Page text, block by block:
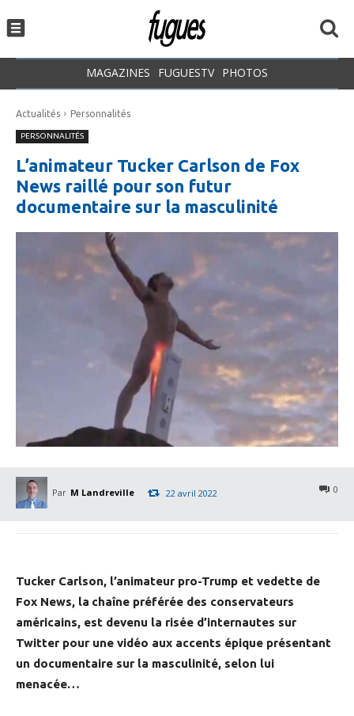
MAGAZINES FUGUESTV PHOTOS
Actualités Personnalités
PERSONNALITÉS
L’animateur Tucker Carlson de Fox
News raillé pour son futur
documentaire sur la masculinité
Par M Landreville 0
22 avril 2022
Tucker Carlson, l’animateur pro-Trump et vedette de
Fox News, la chaîne préférée des conservateurs
américains, est devenu la risée d’internautes sur
Twitter pour une vidéo aux accents épique présentant
un documentaire sur la masculinité, selon lui
menacée…